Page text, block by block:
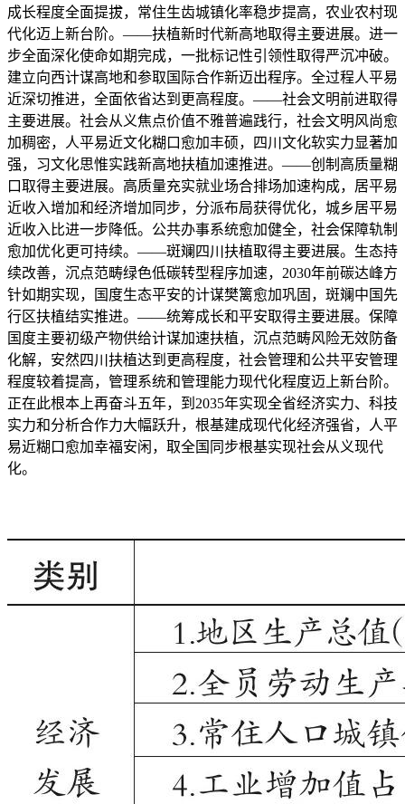
成长程度全面提拔，常住生齿城镇化率稳步提高，农业农村现
代化迈上新台阶。——扶植新时代新高地取得主要进展。进一
步全面深化使命如期完成，一批标记性引领性取得严沉冲破。
建立向西计谋高地和参取国际合作新迈出程序。全过程人平易
近深切推进，全面依省达到更高程度。——社会文明前进取得
主要进展。社会从义焦点价值不雅普遍践行，社会文明风尚愈
加稠密，人平易近文化糊口愈加丰硕，四川文化软实力显著加
强，习文化思惟实践新高地扶植加速推进。——创制高质量糊
口取得主要进展。高质量充实就业场合排场加速构成，居平易
近收入增加和经济增加同步，分派布局获得优化，城乡居平易
近收入比进一步降低。公共办事系统愈加健全，社会保障轨制
愈加优化更可持续。——斑斓四川扶植取得主要进展。生态持
续改善，沉点范畴绿色低碳转型程序加速，2030年前碳达峰方
针如期实现，国度生态平安的计谋樊篱愈加巩固，斑斓中国先
行区扶植结实推进。——统筹成长和平安取得主要进展。保障
国度主要初级产物供给计谋加速扶植，沉点范畴风险无效防备
化解，安然四川扶植达到更高程度，社会管理和公共平安管理
程度较着提高，管理系统和管理能力现代化程度迈上新台阶。
正在此根本上再奋斗五年，到2035年实现全省经济实力、科技
实力和分析合作力大幅跃升，根基建成现代化经济强省，人平
易近糊口愈加幸福安闲，取全国同步根基实现社会从义现代
化。